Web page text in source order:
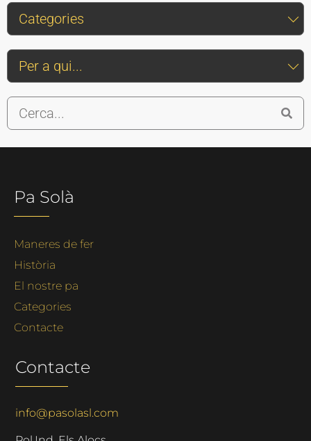
Pa Solà
Maneres de fer
Història
El nostre pa
Categories
Contacte
Contacte
info@pasolasl.com